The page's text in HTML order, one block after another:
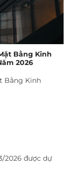
Bằng Kinh
2026
Bằng Kinh
2026 được dự